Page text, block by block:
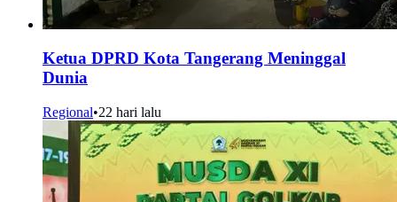
Ketua DPRD Kota Tangerang Meninggal
Dunia
Regional•22 hari lalu